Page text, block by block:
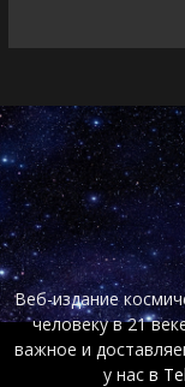
Веб-издание
человеку в 21
важное и
у нас в